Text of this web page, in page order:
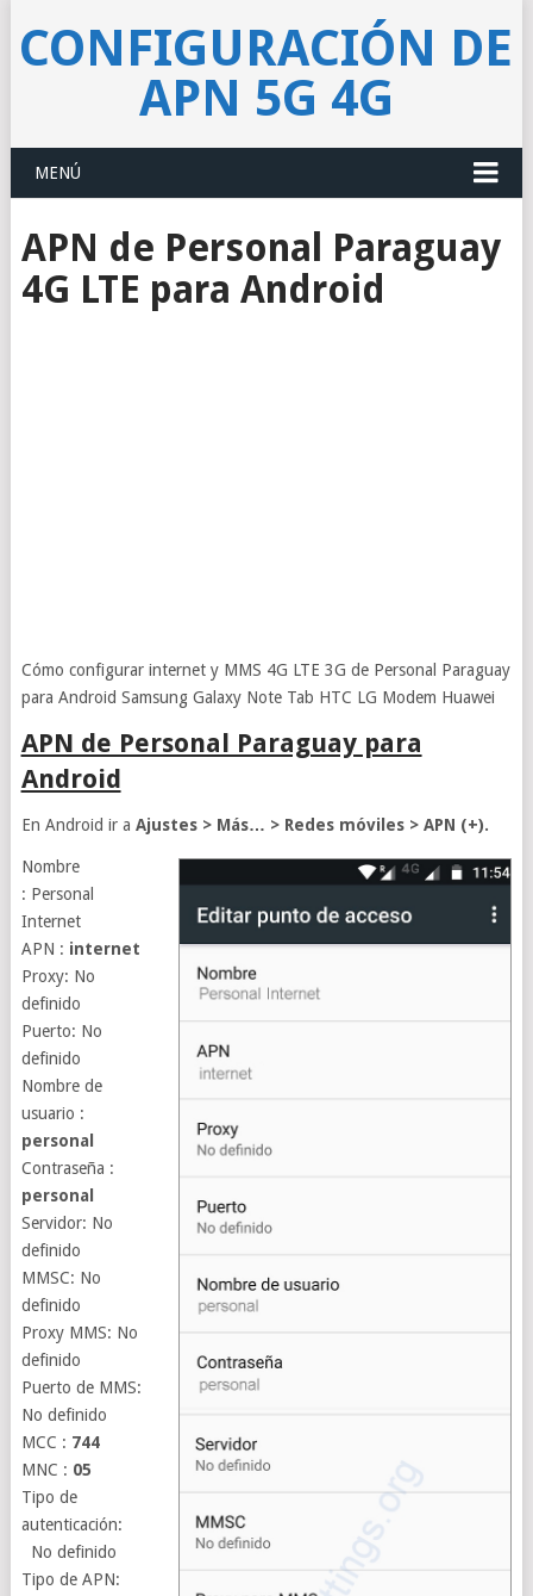
CONFIGURACIÓN DE
APN 5G 4G
MENÚ
APN de Personal Paraguay
4G LTE para Android
Cómo configurar internet y MMS 4G LTE 3G de Personal Paraguay
para Android Samsung Galaxy Note Tab HTC LG Modem Huawei
APN de Personal Paraguay para
Android
En Android ir a Ajustes > Más… > Redes móviles > APN (+).
Nombre
: Personal
Internet
APN : internet
Proxy: No
definido
Puerto: No
definido
Nombre de
usuario :
personal
Contraseña :
personal
Servidor: No
definido
MMSC: No
definido
Proxy MMS: No
definido
Puerto de MMS:
No definido
MCC : 744
MNC : 05
Tipo de
autenticación:
No definido
Tipo de APN: